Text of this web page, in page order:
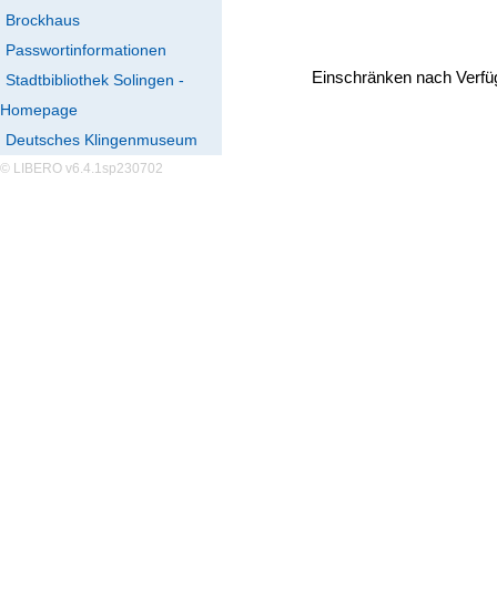
Brockhaus
Passwortinformationen
Stadtbibliothek Solingen -
Homepage
Deutsches Klingenmuseum
© LIBERO v6.4.1sp230702
Einschränken nach